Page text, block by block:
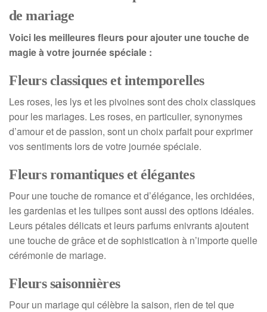
de mariage
Voici les meilleures fleurs pourajouter une touche de
magie à votre journée spéciale :
Fleurs classiques et intemporelles
Les roses, les lys et les pivoines sont des choix classiques
pour les mariages. Les roses, en particulier, synonymes
d’amour et de passion, sont un choix parfait pour exprimer
vos sentiments lors de votre journée spéciale.
Fleurs romantiques et élégantes
Pour une touche de romance et d’élégance, les orchidées,
les gardenias et les tulipes sont aussi des options idéales.
Leurs pétales délicats et leurs parfums enivrants ajoutent
une touche de grâce et de sophistication à n’importe quelle
cérémonie de mariage.
Fleurs saisonnières
Pour un mariage qui célèbre la saison, rien de tel que